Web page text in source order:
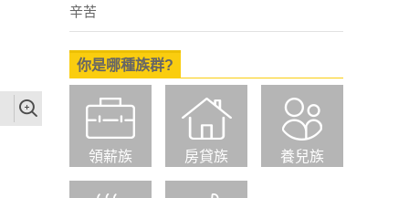
辛苦
你是哪種族群?
領薪族 房貸族 養兒族